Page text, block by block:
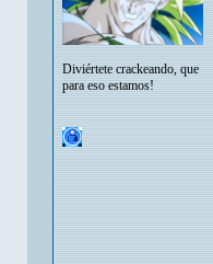
Diviértete crackeando, que
para eso estamos!